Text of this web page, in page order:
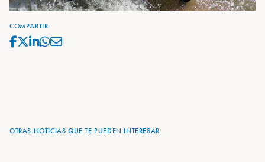
COMPARTIR:
OTRAS NOTICIAS QUE TE PUEDEN INTERESAR